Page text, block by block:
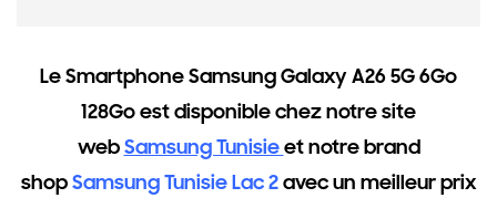
LeSmartphone Samsung Galaxy A26 5G 6Go
128Go est disponiblechez notre site
webSamsung Tunisieet notre brand
shopSamsung Tunisie Lac 2avec un meilleur prix